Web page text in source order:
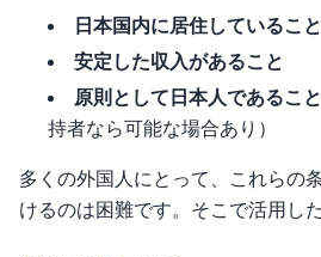
日本国内に居住していること
安定した収入があること
原則として日本人であること
持者なら可能な場合あり）
多くの外国人にとって、これらの
けるのは困難です。そこで活用し